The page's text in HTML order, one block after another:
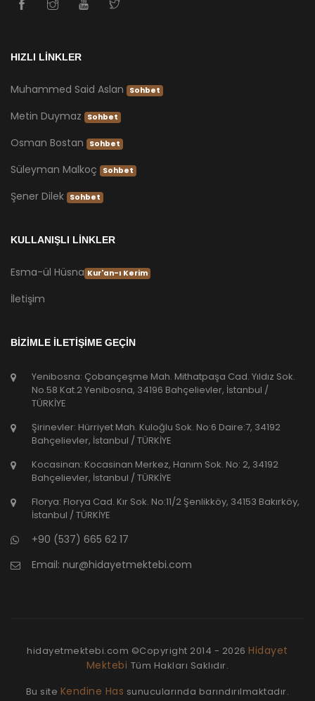
HIZLI LİNKLER
Muhammed Said Aslan Sohbet
Metin Duymaz Sohbet
Osman Bostan Sohbet
Süleyman Malkoç Sohbet
Şener Dilek Sohbet
KULLANIŞLI LİNKLER
Esma-ül Hüsna Kur'an-ı Kerim
İletişim
BİZİMLE İLETİŞİME GEÇİN
Yenibosna: Çobançeşme Mah. Mithatpaşa Cad. Yıldız Sok.
No.58 Kat.2 Yenibosna, 34196 Bahçelievler, İstanbul /
TÜRKİYE
Şirinevler: Hürriyet Mah. Kuloğlu Sok. No:6 Daire:7, 34192
Bahçelievler, İstanbul / TÜRKİYE
Kocasinan: Kocasinan Merkez, Hanım Sok. No: 2, 34192
Bahçelievler, İstanbul / TÜRKİYE
Florya: Florya Cad. Kır Sok. No:11/2 Şenlikköy, 34153 Bakırköy,
İstanbul / TÜRKİYE
+90 (537) 665 62 17
Email: nur@hidayetmektebi.com
hidayetmektebi.com ©Copyright 2014 - 2026Hidayet
Mektebi Tüm Hakları Saklıdır.
Bu site Kendine Has sunucularında barındırılmaktadır.